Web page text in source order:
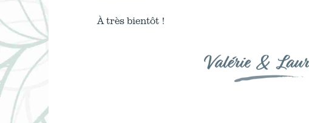
À très bientôt !